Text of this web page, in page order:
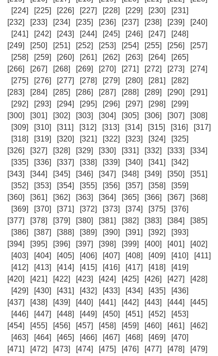
[224]
[225] [226] [227] [228] [229] [230]
[231]
[232]
[233] [234] [235] [236] [237] [238] [239]
[240]
[241]
[242] [243] [244] [245] [246] [247]
[248]
[249]
[250] [251] [252] [253] [254] [255] [256]
[257]
[258]
[259] [260] [261] [262] [263] [264]
[265]
[266]
[267] [268] [269] [270] [271] [272] [273]
[274]
[275]
[276] [277] [278] [279] [280] [281]
[282]
[283]
[284] [285] [286] [287] [288] [289] [290]
[291]
[292]
[293] [294] [295] [296] [297] [298]
[299]
[300]
[301] [302] [303] [304] [305] [306] [307]
[308]
[309]
[310] [311] [312] [313] [314] [315] [316]
[317]
[318]
[319] [320] [321] [322] [323] [324]
[325]
[326]
[327] [328] [329] [330] [331] [332] [333]
[334]
[335]
[336] [337] [338] [339] [340] [341]
[342]
[343]
[344] [345] [346] [347] [348] [349] [350]
[351]
[352]
[353] [354] [355] [356] [357] [358]
[359]
[360]
[361] [362] [363] [364] [365] [366] [367]
[368]
[369]
[370] [371] [372] [373] [374] [375]
[376]
[377]
[378] [379] [380] [381] [382] [383] [384]
[385]
[386]
[387] [388] [389] [390] [391] [392]
[393]
[394]
[395] [396] [397] [398] [399] [400] [401]
[402]
[403]
[404] [405] [406] [407] [408] [409] [410]
[411]
[412]
[413] [414] [415] [416] [417] [418]
[419]
[420]
[421] [422] [423] [424] [425] [426] [427]
[428]
[429]
[430] [431] [432] [433] [434] [435]
[436]
[437]
[438] [439] [440] [441] [442] [443] [444]
[445]
[446]
[447] [448] [449] [450] [451] [452]
[453]
[454]
[455] [456] [457] [458] [459] [460] [461]
[462]
[463]
[464] [465] [466] [467] [468] [469]
[470]
[471]
[472] [473] [474] [475] [476] [477] [478]
[479]